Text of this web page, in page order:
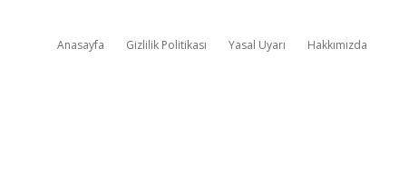
Anasayfa Gizlilik Politikası Yasal Uyarı Hakkımızda